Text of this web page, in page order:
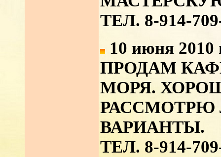
ТЕЛ. 8-914-
10 июня 2010
ПРОДАМ
МОРЯ.
ВАРИАНТЫ.
ТЕЛ. 8-914-